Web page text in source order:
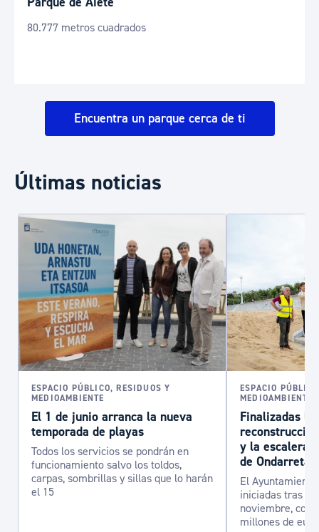
80.777 metros cuadrados
Encuentra un parque cerca de ti
Últimas noticias
ESPACIO PÚBLICO, RESIDUOS Y
MEDIOAMBIENTE
El 1 de junio arranca la nueva
temporada de playas
Todos los servicios se pondrán en
funcionamiento salvo los toldos,
carpas, sombrillas y sillas que lo harán
el 15
ESPACIO
MEDIOAMBIENTE
Finalizadas
y la escalera
de Ondarreta
El
iniciadas tras el
noviembre, con
millones de